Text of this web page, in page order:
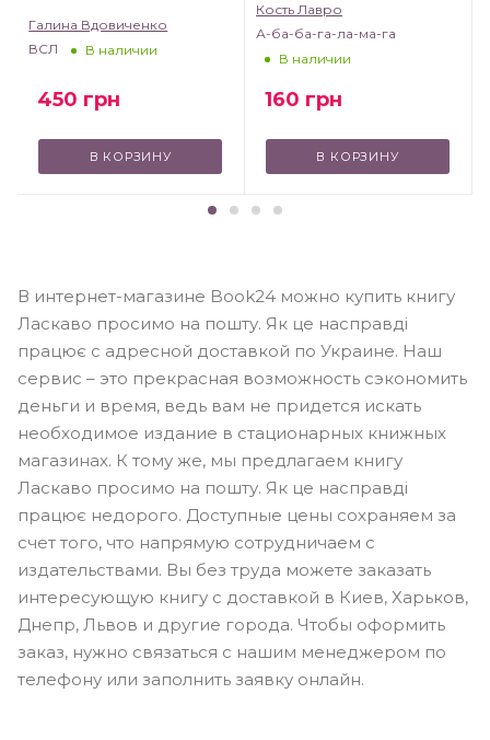
Галина Вдовиченко
ВСЛ
В наличии
450 грн
В КОРЗИНУ
Кость Лавро
А-ба-ба-га-ла-ма-га
В наличии
160 грн
В КОРЗИНУ
В интернет-магазине Book24 можно купить книгу
Ласкаво просимо на пошту. Як це насправді
працює с адресной доставкой по Украине. Наш
сервис – это прекрасная возможность сэкономить
деньги и время, ведь вам не придется искать
необходимое издание в стационарных книжных
магазинах. К тому же, мы предлагаем книгу
Ласкаво просимо на пошту. Як це насправді
працює недорого. Доступные цены сохраняем за
счет того, что напрямую сотрудничаем с
издательствами. Вы без труда можете заказать
интересующую книгу с доставкой в Киев, Харьков,
Днепр, Львов и другие города. Чтобы оформить
заказ, нужно связаться с нашим менеджером по
телефону или заполнить заявку онлайн.